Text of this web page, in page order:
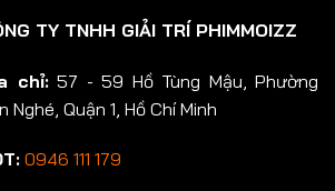
TY TNHH GIẢI TRÍ PHIMMOIZZ
chỉ:57 - 59 Hồ Tùng Mậu, Phường
Nghé, Quận 1, Hồ Chí Minh
0946 111 179